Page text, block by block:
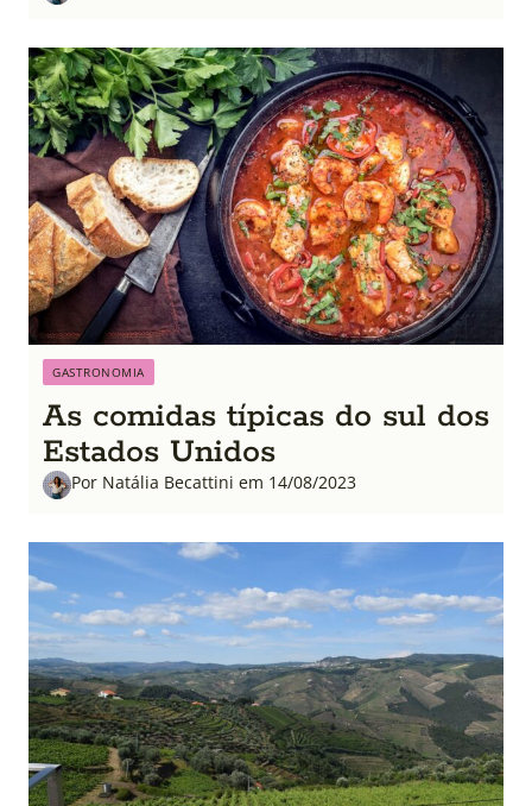
GASTRONOMIA
As comidas típicas do sul dos
Estados Unidos
Por Natália Becattini em 14/08/2023